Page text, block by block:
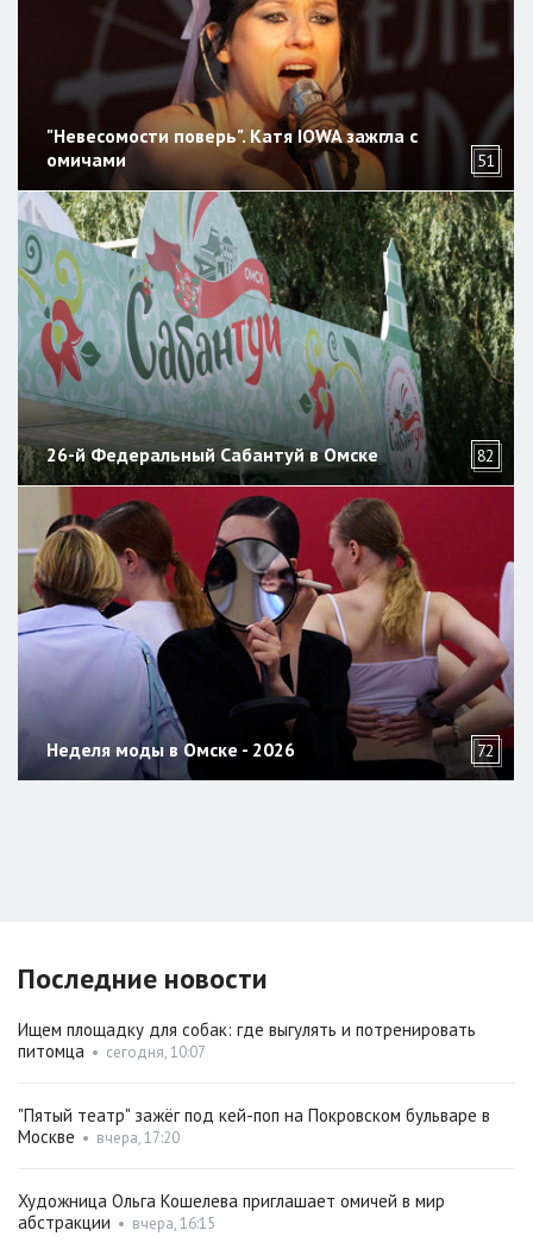
"Невесомости поверь". Катя IOWA зажгла с
омичами
51
26-й Федеральный Сабантуй в Омске 82
Неделя моды в Омске - 2026 72
Последние новости
Ищем площадку для собак: где выгулять и потренировать
питомца • сегодня, 10:07
"Пятый театр" зажёг под кей-поп на Покровском бульваре в
Москве • вчера, 17:20
Художница Ольга Кошелева приглашает омичей в мир
абстракции • вчера, 16:15